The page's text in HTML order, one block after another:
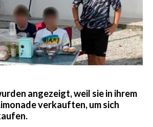
angezeigt, weil sie in ihrem
verkauften, um sich